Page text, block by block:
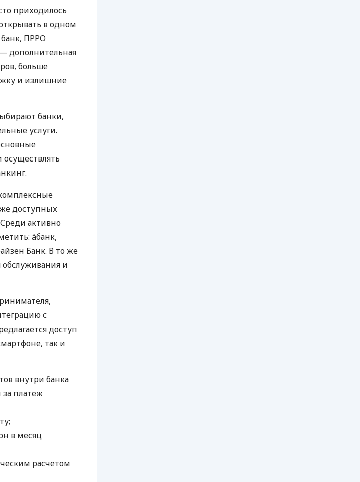
приходилось
в одном
ПРРО
дополнительная
больше
и излишние
банки,
услуги.
доступных
активно
àбанк,
Банк. В то же
и
с
доступ
так и
внутри банка
за платеж
в месяц
расчетом